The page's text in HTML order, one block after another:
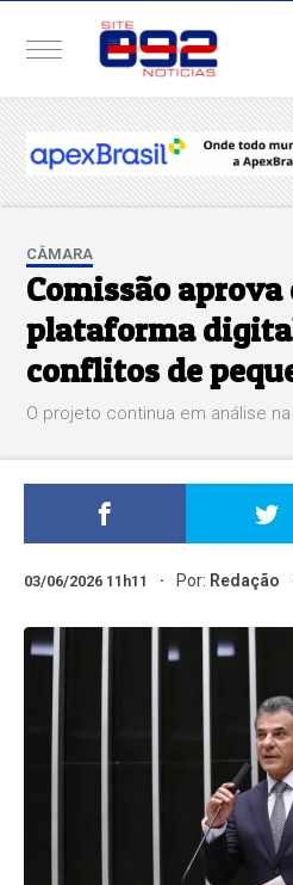
CÂMARA
Comissão aprova
plataforma
conflitos de
O projeto continua em análise
03/06/2026 11h11 Por: Redação